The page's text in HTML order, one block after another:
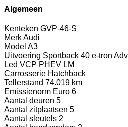
Algemeen
Kenteken GVP-46-S
MerkAudi
Model A3
Uitvoering Sportback 40 e-tron
Led VCP PHEV LM
Carrosserie Hatchback
Tellerstand 74.019 km
Emissienorm Euro 6
Aantal deuren 5
Aantal zitplaatsen 5
Aantal sleutels 2